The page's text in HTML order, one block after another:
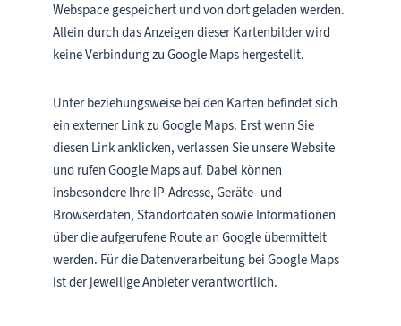
Webspace gespeichert und von dort geladen werden.
Allein durch das Anzeigen dieser Kartenbilder wird
keine Verbindung zu Google Maps hergestellt.
Unter beziehungsweise bei den Karten befindet sich
ein externer Link zu Google Maps. Erst wenn Sie
diesen Link anklicken, verlassen Sie unsere Website
und rufen Google Maps auf. Dabei können
insbesondere Ihre IP-Adresse, Geräte- und
Browserdaten, Standortdaten sowie Informationen
über die aufgerufene Route an Google übermittelt
werden. Für die Datenverarbeitung bei Google Maps
ist der jeweilige Anbieter verantwortlich.